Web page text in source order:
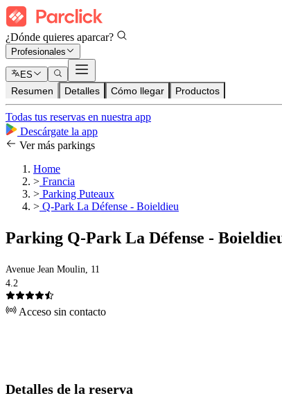
¿Dónde quieres aparcar?
Profesionales
ES
Resumen Detalles Cómo llegar Productos
Todas tus reservas en nuestra app
Descárgate la app
Ver más parkings
Home
> Francia
> Parking Puteaux
> Q-Park La Défense - Boieldieu
Parking Q-Park La Défense -
Avenue Jean Moulin, 11
4.2
Acceso sin contacto
Detalles de la reserva